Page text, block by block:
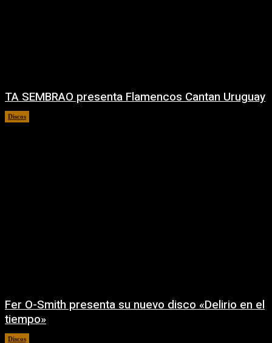
TA SEMBRAO presenta Flamencos Cantan Uruguay
Discos
Fer O-Smith presenta su nuevo disco «Delirio en el
tiempo»
Discos